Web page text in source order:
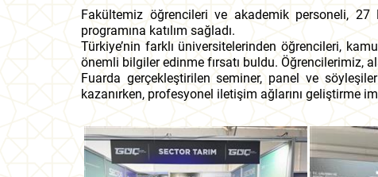
Fakültemiz öğrencileri ve akademik personeli,
programına katılım sağladı.
Türkiye’nin farklı üniversitelerinden öğrencileri,
önemli bilgiler edinme fırsatı buldu. Öğrencilerimiz,
Fuarda gerçekleştirilen seminer, panel ve
kazanırken, profesyonel iletişim ağlarını geliştirme